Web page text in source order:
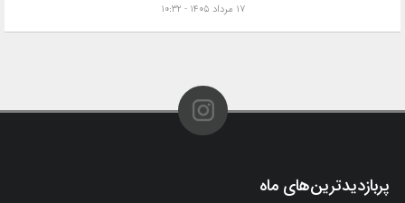
۱۷ مرداد ۱۴۰۵ - ۱۰:۳۲
پربازدیدترین‌های ماه